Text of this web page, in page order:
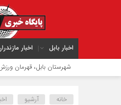
اخبار بابل اخبار
شهرستان بابل، قهرمان ورزش
خانه آرشیو